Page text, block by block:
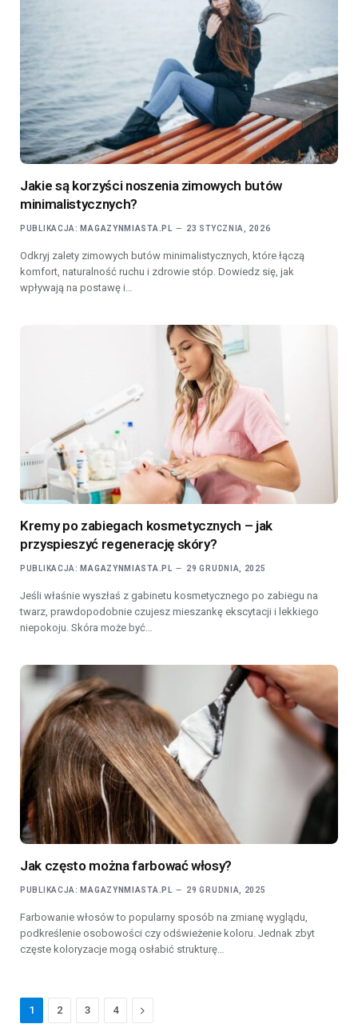
Jakie są korzyści noszenia zimowych butów
minimalistycznych?
PUBLIKACJA: MAGAZYNMIASTA.PL 23 STYCZNIA, 2026
Odkryj zalety zimowych butów minimalistycznych, które łączą
komfort, naturalność ruchu i zdrowie stóp. Dowiedz się, jak
wpływają na postawę i…
Kremy po zabiegach kosmetycznych – jak
przyspieszyć regenerację skóry?
PUBLIKACJA: MAGAZYNMIASTA.PL 29 GRUDNIA, 2025
Jeśli właśnie wyszłaś z gabinetu kosmetycznego po zabiegu na
twarz, prawdopodobnie czujesz mieszankę ekscytacji i lekkiego
niepokoju. Skóra może być…
Jak często można farbować włosy?
PUBLIKACJA: MAGAZYNMIASTA.PL 29 GRUDNIA, 2025
Farbowanie włosów to popularny sposób na zmianę wyglądu,
podkreślenie osobowości czy odświeżenie koloru. Jednak zbyt
częste koloryzacje mogą osłabić strukturę…
1 2 3 4 Next